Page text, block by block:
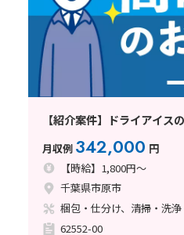
【紹介案件】ドライアイス
月収例 342,000 円
【時給】1,800円～
千葉県市原市
梱包・仕分け、清掃・洗浄
62552-00